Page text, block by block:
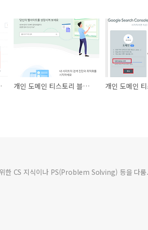
한 후기 개인 도메인 티스토리 블로그 - 네이버 검색 등록
한 CS 지식이나 PS(Problem Solving) 등을 다룸.